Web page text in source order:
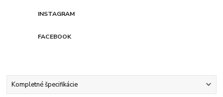
INSTAGRAM
FACEBOOK
Kompletné špecifikácie